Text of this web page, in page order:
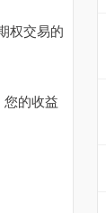
权交易的
的收益